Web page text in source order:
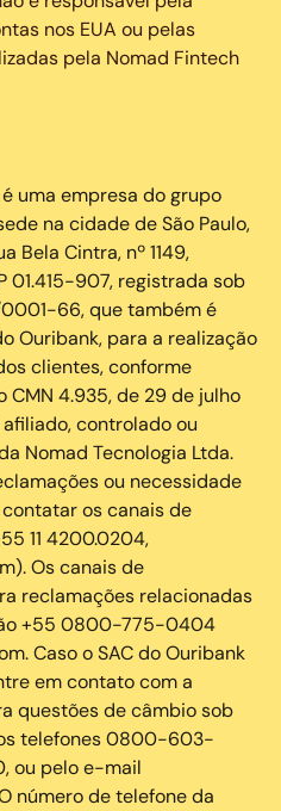
nos EUA ou pelas
pela Nomad Fintech
uma empresa do grupo
na cidade de São Paulo,
Bela Cintra, nº 1149,
01.415-907, registrada sob
66, que também é
Ouribank, para a realização
clientes, conforme
CMN 4.935, de 29 de julho
controlado ou
Nomad Tecnologia Ltda.
ou necessidade
os canais de
11 4200.0204,
Os canais de
reclamações relacionadas
+55 0800-775-0404
Caso o SAC do Ouribank
em contato com a
questões de câmbio sob
telefones 0800-603-
ou pelo e-mail
número de telefone da